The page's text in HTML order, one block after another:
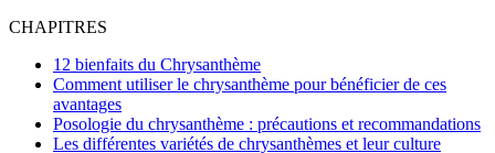
CHAPITRES
12 bienfaits du Chrysanthème
Comment utiliser le chrysanthème pour bénéficier de ces
avantages
Posologie du chrysanthème : précautions et recommandations
Les différentes variétés de chrysanthèmes et leur culture